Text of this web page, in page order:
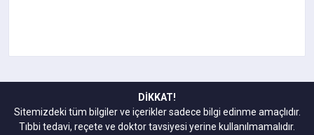
DİKKAT!
Sitemizdeki tüm bilgiler ve içerikler sadece bilgi edinme amaçlıdır.
Tıbbi tedavi, reçete ve doktor tavsiyesi yerine kullanılmamalıdır.